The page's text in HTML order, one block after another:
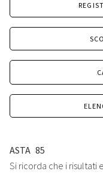
ASTA 85
Si ricorda che i risultati